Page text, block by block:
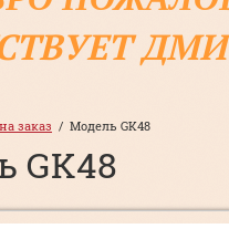
заказ
  /  Модель GK48
GK48